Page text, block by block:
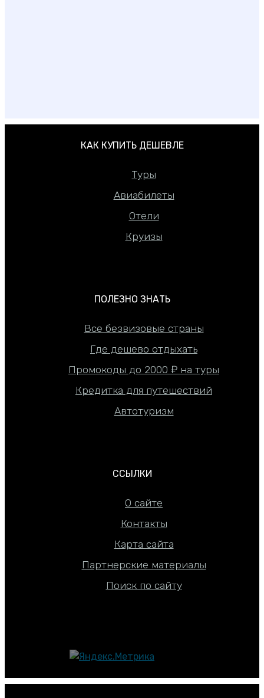
КАК КУПИТЬ ДЕШЕВЛЕ
Туры
Авиабилеты
Отели
Круизы
ПОЛЕЗНО ЗНАТЬ
Все безвизовые страны
Где дешево отдыхать
Промокоды до 2000 ₽ на туры
Кредитка для путешествий
Автотуризм
ССЫЛКИ
О сайте
Контакты
Карта сайта
Партнерские материалы
Поиск по сайту